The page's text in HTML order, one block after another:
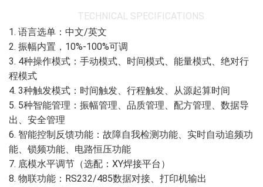
TECHNICAL SPECIFICATIONS
1. 语言选单：中文/英文
2. 振幅内置，10%-100%可调
3. 4种操作模式：手动模式、时间模式、能量模式、绝对行
程模式
4. 3种触发模式：时间触发、行程触发、从源起算时间
5. 5种智能管理：振幅管理、品质管理、配方管理、数据导
出、安全管理
6. 智能控制反馈功能：故障自我检测功能、实时自动追频功
能、锁频功能、电路恒压功能
7. 底模水平调节（选配：XY焊接平台）
8. 物联功能：RS232/485数据对接、打印机输出